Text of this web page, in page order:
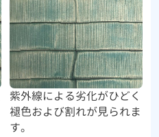
紫外線による劣化がひどく
褪色および割れが見られま
す。